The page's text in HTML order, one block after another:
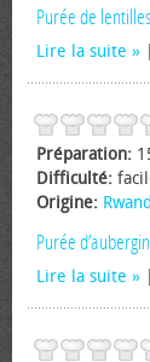
Purée de
Lire la suite
Préparation:
Difficulté:
Origine:
Purée
Lire la suite